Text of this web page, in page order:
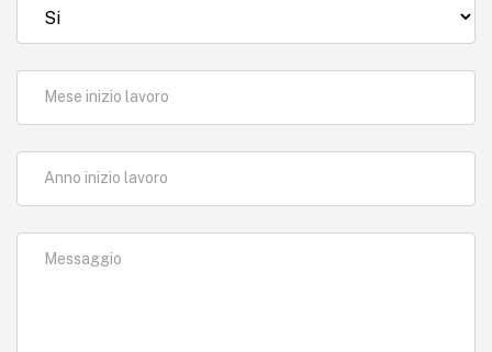
Mese inizio lavoro
Anno inizio lavoro
Messaggio